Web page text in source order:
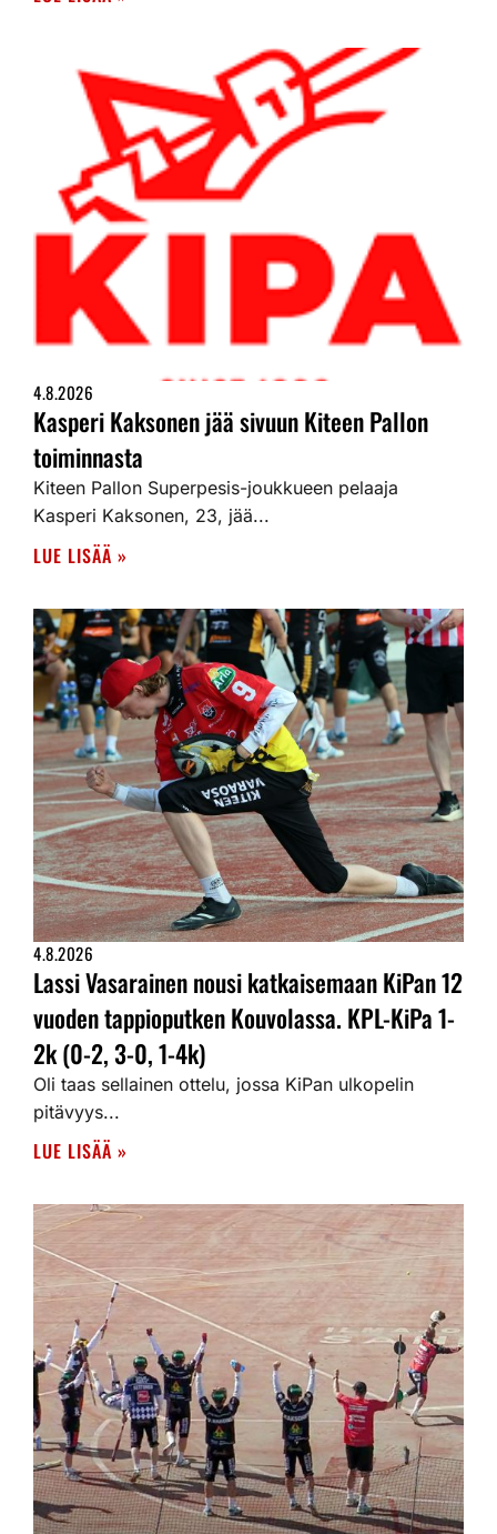
4.8.2026
Kasperi Kaksonen jää sivuun Kiteen Pallon
toiminnasta
Kiteen Pallon Superpesis-joukkueen pelaaja
Kasperi Kaksonen, 23, jää...
LUE LISÄÄ »
4.8.2026
Lassi Vasarainen nousi katkaisemaan KiPan 12
vuoden tappioputken Kouvolassa. KPL-KiPa 1-
2k (0-2, 3-0, 1-4k)
Oli taas sellainen ottelu, jossa KiPan ulkopelin
pitävyys...
LUE LISÄÄ »